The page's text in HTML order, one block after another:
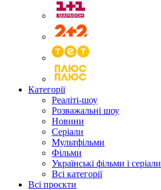
Категорії
Реаліті-шоу
Розважальні шоу
Новини
Серіали
Мультфільми
Фільми
Українські фільми і серіали
Всі категорії
Всі проєкти